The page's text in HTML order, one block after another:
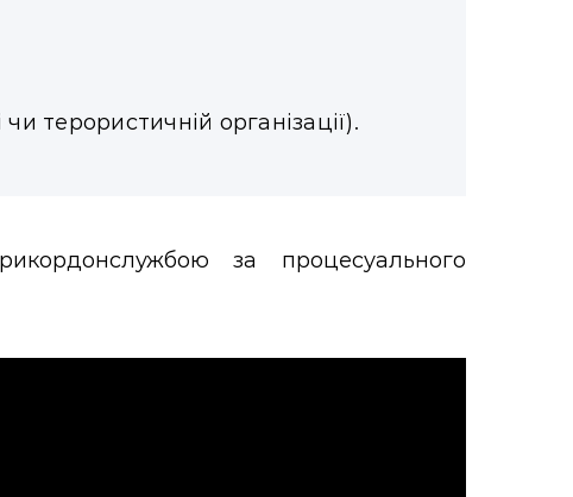
терористичній організації).
за процесуального